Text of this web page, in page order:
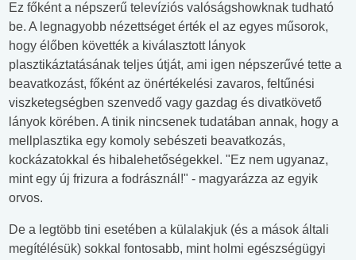
Ez főként a népszerű televíziós valóságshowknak tudható
be. A legnagyobb nézettséget érték el az egyes műsorok,
hogy élőben követték a kiválasztott lányok
plasztikáztatásának teljes útját, ami igen népszerűvé tette a
beavatkozást, főként az önértékelési zavaros, feltűnési
viszketegségben szenvedő vagy gazdag és divatkövető
lányok körében. A tinik nincsenek tudatában annak, hogy a
mellplasztika egy komoly sebészeti beavatkozás,
kockázatokkal és hibalehetőségekkel. "Ez nem ugyanaz,
mint egy új frizura a fodrásznál!" - magyarázza az egyik
orvos.
De a legtöbb tini esetében a külalakjuk (és a mások általi
megítélésük) sokkal fontosabb, mint holmi egészségügyi